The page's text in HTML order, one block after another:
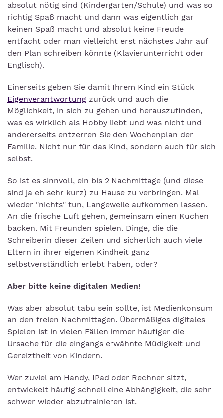
absolut nötig sind (Kindergarten/Schule) und was so
richtig Spaß macht und dann was eigentlich gar
keinen Spaß macht und absolut keine Freude
entfacht oder man vielleicht erst nächstes Jahr auf
den Plan schreiben könnte (Klavierunterricht oder
Englisch).
Einerseits geben Sie damit Ihrem Kind ein Stück
Eigenverantwortung zurück und auch die
Möglichkeit, in sich zu gehen und herauszufinden,
was es wirklich als Hobby liebt und was nicht und
andererseits entzerren Sie den Wochenplan der
Familie. Nicht nur für das Kind, sondern auch für sich
selbst.
So ist es sinnvoll, ein bis 2 Nachmittage (und diese
sind ja eh sehr kurz) zu Hause zu verbringen. Mal
wieder "nichts" tun, Langeweile aufkommen lassen.
An die frische Luft gehen, gemeinsam einen Kuchen
backen. Mit Freunden spielen. Dinge, die die
Schreiberin dieser Zeilen und sicherlich auch viele
Eltern in ihrer eigenen Kindheit ganz
selbstverständlich erlebt haben, oder?
Aber bitte keine digitalen Medien!
Was aber absolut tabu sein sollte, ist Medienkonsum
an den freien Nachmittagen. Übermäßiges digitales
Spielen ist in vielen Fällen immer häufiger die
Ursache für die eingangs erwähnte Müdigkeit und
Gereiztheit von Kindern.
Wer zuviel am Handy, IPad oder Rechner sitzt,
entwickelt häufig schnell eine Abhängigkeit, die sehr
schwer wieder abzutrainieren ist.